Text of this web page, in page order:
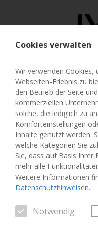
LAND
Toggle
navigation
MENU
Cookies verwalten
Wir verwenden Cookies,
Webseiten-Erlebnis zu
den Betrieb der Seite
kommerziellen
solche, die lediglich zu
Komforteinstellungen
Inhalte genutzt werden.
welche Kategorien Sie
Sie, dass auf Basis Ihrer
mehr alle
Weitere Informationen
Datenschutzhinweisen.
Notwendig